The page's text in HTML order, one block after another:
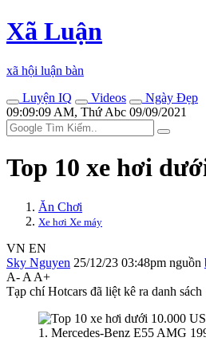
Xã Luận
xã hội luận bàn
Luyện IQ
Videos
Ngày Đẹp
09:09:09 AM, Thứ Abc 09/09/2021
Top 10 xe hơi
Ăn Chơi
Xe hơi Xe máy
VN EN
Sky Nguyen 25/12/23 03:48pm nguồn
A- A A+
Tạp chí Hotcars đã liệt kê ra danh
1. Mercedes-Benz E55 AMG